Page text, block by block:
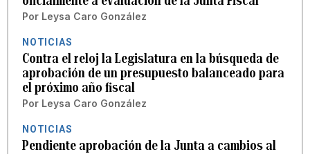
Por Leysa Caro González
NOTICIAS
Contra el reloj la Legislatura en la búsqueda de
aprobación de un presupuesto balanceado para
el próximo año fiscal
Por Leysa Caro González
NOTICIAS
Pendiente aprobación de la Junta a cambios al